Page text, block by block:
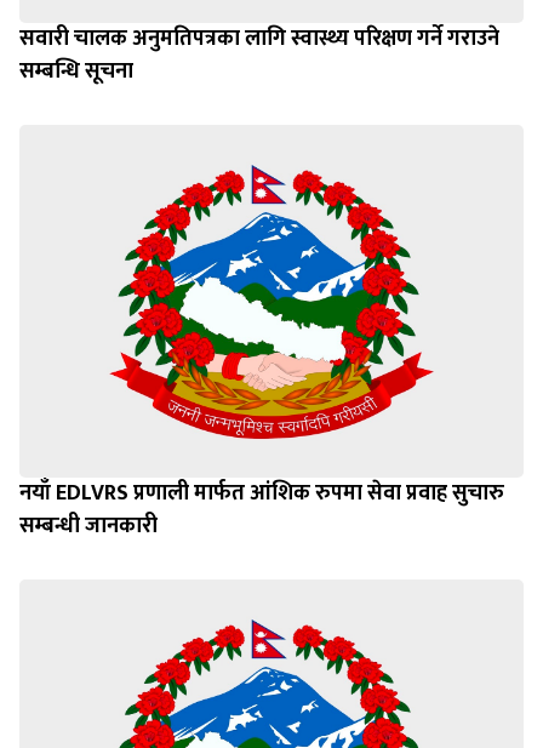
सवारी चालक अनुमतिपत्रका लागि स्वास्थ्य परिक्षण गर्ने गराउने
सम्बन्धि सूचना
नयाँ EDLVRS प्रणाली मार्फत आंशिक रुपमा सेवा प्रवाह सुचारु
सम्बन्धी जानकारी